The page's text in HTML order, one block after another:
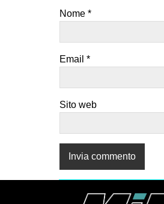
Nome *
Email *
Sito web